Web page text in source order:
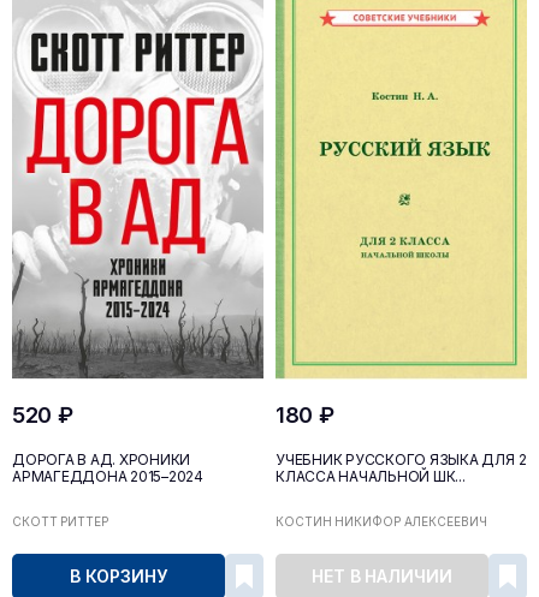
520 ₽
ДОРОГА В АД. ХРОНИКИ
АРМАГЕДДОНА 2015–2024
СКОТТ РИТТЕР
В КОРЗИНУ
180 ₽
УЧЕБНИК РУССКОГО ЯЗЫКА ДЛЯ 2
КЛАССА НАЧАЛЬНОЙ ШК...
КОСТИН НИКИФОР АЛЕКСЕЕВИЧ
НЕТ В НАЛИЧИИ